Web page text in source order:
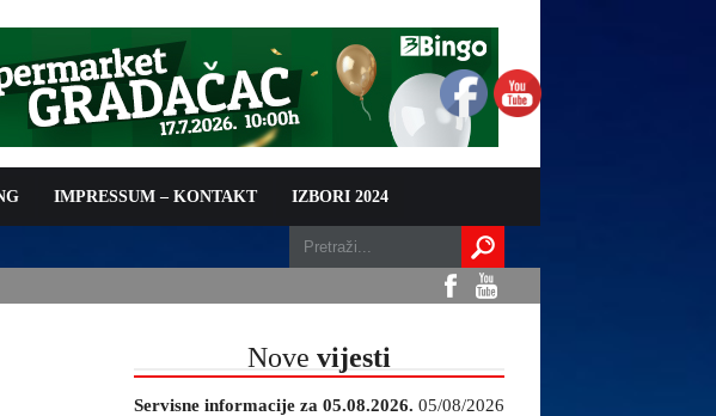
IMPRESSUM – KONTAKT IZBORI 2024
MJERA
Nove vijesti
Servisne informacije za 05.08.2026. 05/08/2026